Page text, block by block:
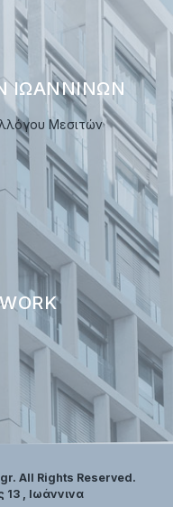
ΙΩΑΝΝΊΝΩΝ
Μεσιτών
All Rights Reserved.
, Ιωάννινα